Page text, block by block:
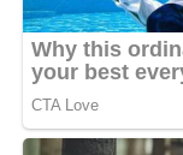
MOTS-CLÉS :